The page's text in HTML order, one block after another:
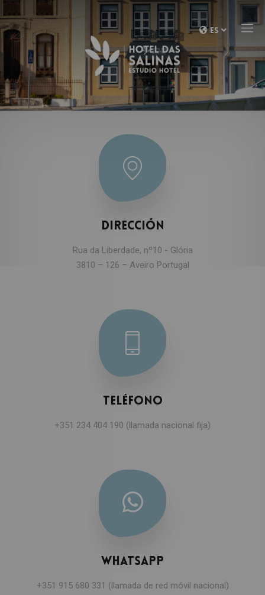
ES
Dirección
Rua da Liberdade, nº10 - Glória
3810 – 126 – Aveiro Portugal
Teléfono
+351 234 404 190 (llamada nacional fija)
Whatsapp
+351 915 680 331 (llamada de red móvil nacional)